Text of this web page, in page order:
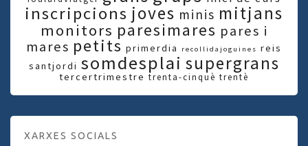
inscripcions joves minis mitjans
monitors paresimares pares i
mares petits primerdia recollidajoguines reis
santjordi somdesplai supergrans
tercertrimestre trenta-cinquè trentè
XARXES SOCIALS